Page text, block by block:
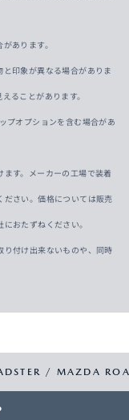
あります。
印象が異なる場合がありま
ることがあります。
プオプションを含む場合があ
ます。メーカーの工場で装着
ださい。価格については販売
おたずねください。
り付け出来ないものや、同時
/ MAZDA